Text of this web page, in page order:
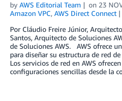
by AWS Editorial Team on 23
Amazon VPC, AWS Direct Connect
Por Cláudio Freire Júnior,
Santos, Arquitecto de Soluciones
de Soluciones AWS. AWS ofrece
para diseñar su estructura de red
Los servicios de red en AWS
configuraciones sencillas desde la